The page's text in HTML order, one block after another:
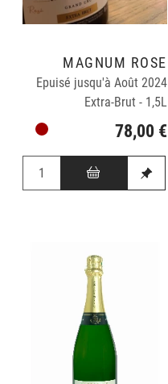
MAGNUM ROSÉ
Epuisé jusqu'à Août 2024
Extra-Brut - 1,5L
78,00 €